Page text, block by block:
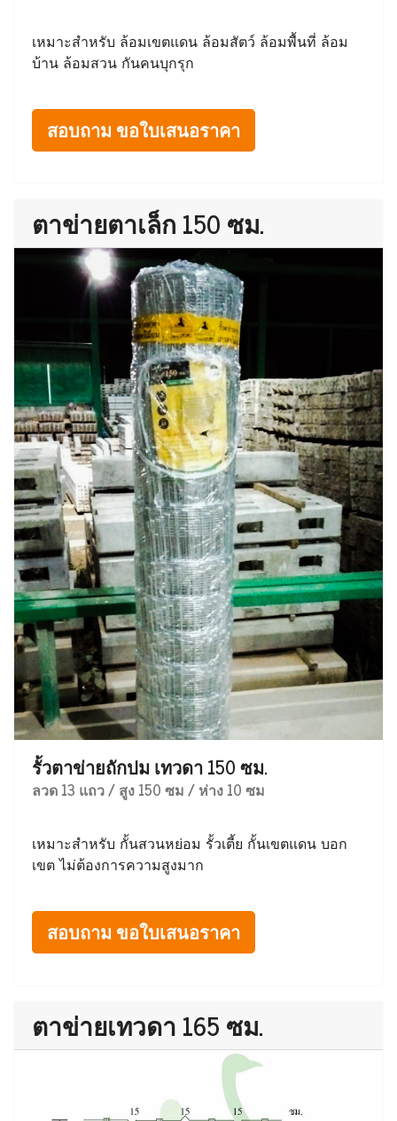
เหมาะสำหรับ ล้อมเขตแดน ล้อมสัตว์ ล้อมพื้นที่ ล้อม
บ้าน ล้อมสวน กันคนบุกรุก
สอบถาม ขอใบเสนอราคา
ตาข่ายตาเล็ก 150 ซม.
รั้วตาข่ายถักปม เทวดา 150 ซม.
ลวด 13 แถว / สูง 150 ซม / ห่าง 10 ซม
เหมาะสำหรับ กั้นสวนหย่อม รั้วเตี้ย กั้นเขตแดน บอก
เขต ไม่ต้องการความสูงมาก
สอบถาม ขอใบเสนอราคา
ตาข่ายเทวดา 165 ซม.